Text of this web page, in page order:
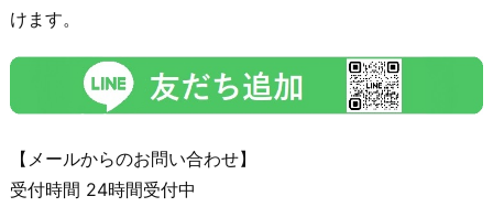
けます。
【メールからのお問い合わせ】
受付時間 24時間受付中